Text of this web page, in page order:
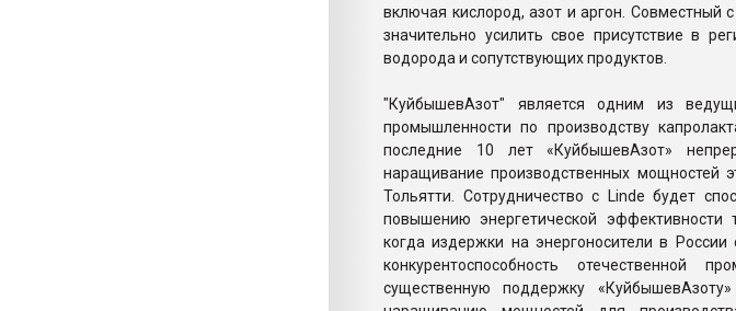
включая кислород, азот и аргон. Совместный
значительно усилить свое присутствие в
водорода и сопутствующих продуктов.
"КуйбышевАзот" является одним из
промышленности по производству
последние 10 лет «КуйбышевАзот»
наращивание производственных мощностей
Тольятти. Сотрудничество с Linde будет
повышению энергетической эффективности
когда издержки на энергоносители в России
конкурентоспособность отечественной
существенную поддержку